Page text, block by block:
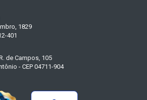
1829
401
de Campos, 105
- CEP 04711-904